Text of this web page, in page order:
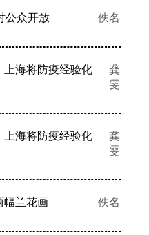
公众开放 佚名
上海将防疫经验化
龚
雯
上海将防疫经验化
龚
雯
幅兰花画 佚名